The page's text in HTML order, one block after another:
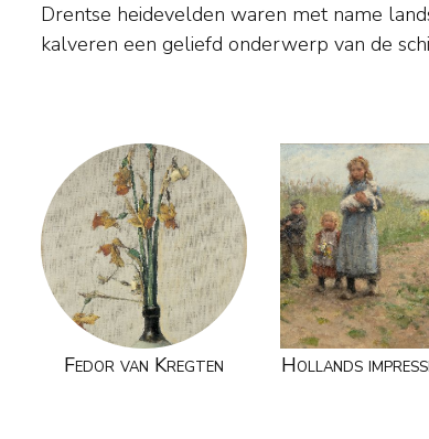
Drentse heidevelden waren met name landschappen met koeien en
kalveren een geliefd onderwerp van de
Wellicht waren zijn vele verhuizingen en een kinderrijk gezin hier mede de
Fedor van Kregten Hollands